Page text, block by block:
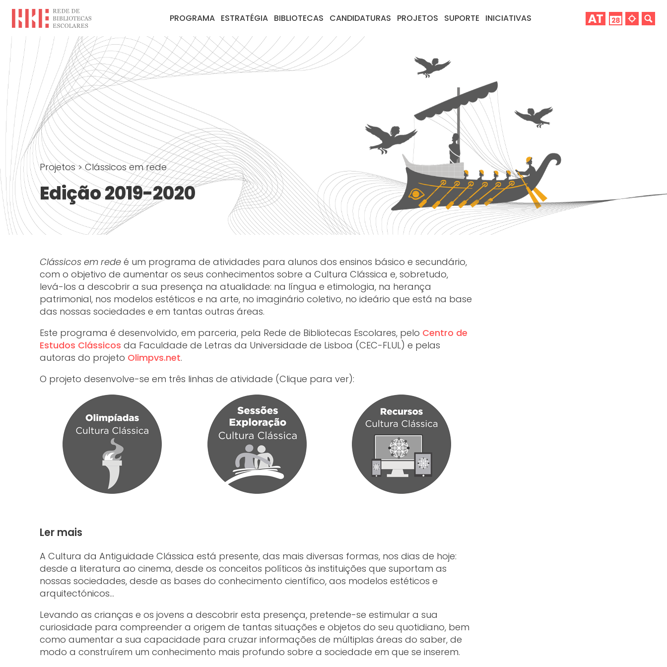
PROGRAMA ESTRATÉGIA BIBLIOTECAS CANDIDATURAS PROJETOS SUPORTE INICIATIVAS
Projetos>Clássicos em rede
Edição 2019-2020
Clássicos em rede é um programa de atividades para alunos dos ensinos básico e secundário,
com o objetivo de aumentar os seus conhecimentos sobre a Cultura Clássica e, sobretudo,
levá-los a descobrir a sua presença na atualidade: na língua e etimologia, na herança
patrimonial, nos modelos estéticos e na arte, no imaginário coletivo, no ideário que está na base
das nossas sociedades e em tantas outras áreas.
Este programa é desenvolvido, em parceria, pela Rede de Bibliotecas Escolares, pelo Centro de
Estudos Clássicos da Faculdade de Letras da Universidade de Lisboa (CEC-FLUL) e pelas
autoras do projeto Olimpvs.net.
O projeto desenvolve-se em três linhas de atividade (Clique para ver):
Ler mais
A Cultura da Antiguidade Clássica está presente, das mais diversas formas, nos dias de hoje:
desde a literatura ao cinema, desde os conceitos políticos às instituições que suportam as
nossas sociedades, desde as bases do conhecimento científico, aos modelos estéticos e
arquitectónicos…
Levando as crianças e os jovens a descobrir esta presença, pretende-se estimular a sua
curiosidade para compreender a origem de tantas situações e objetos do seu quotidiano, bem
como aumentar a sua capacidade para cruzar informações de múltiplas áreas do saber, de
modo a construírem um conhecimento mais profundo sobre a sociedade em que se inserem.